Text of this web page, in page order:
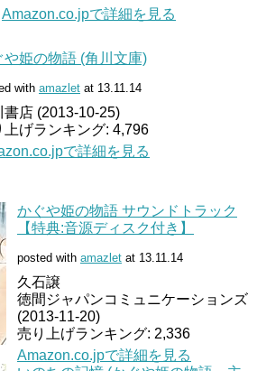
Amazon.co.jpで詳細を見る
や姫の物語 (角川文庫)
with amazlet at 13.11.14
書店 (2013-10-25)
上げランキング: 4,796
で詳細を見る
かぐや姫の物語 サウンドトラック
【特典:音源ディスク付き】
posted with amazlet at 13.11.14
久石譲
徳間ジャパンコミュニケーションズ
(2013-11-20)
売り上げランキング: 2,336
Amazon.co.jpで詳細を見る